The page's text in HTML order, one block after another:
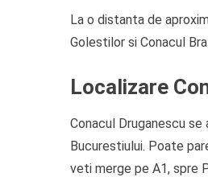
La o distanta de
Golestilor si Conacul
Localizare
Conacul Druganescu
Bucurestiului. Poate
veti merge pe A1, spre